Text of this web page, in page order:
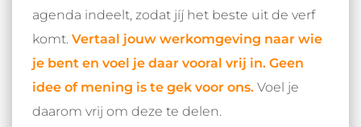
agenda indeelt, zodat jíj het beste uit de verf
komt. Vertaal jouw werkomgeving naar wie
je bent en voel je daar vooral vrij in. Geen
idee of mening is te gek voor ons. Voel je
daarom vrij om deze te delen.